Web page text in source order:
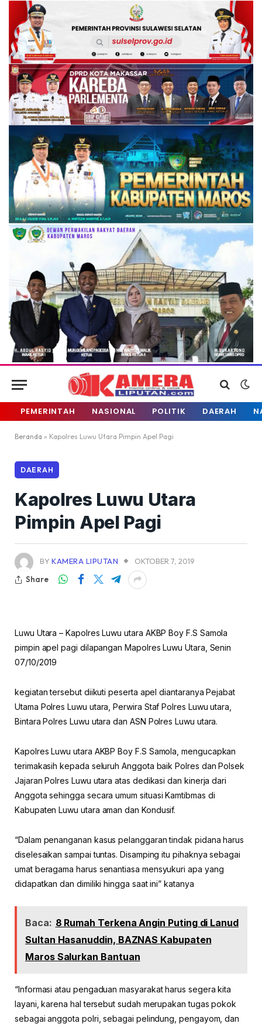
PEMERINTAH NASIONAL POLITIK DAERAH
Beranda » Kapolres Luwu Utara Pimpin Apel Pagi
DAERAH
Kapolres Luwu Utara
Pimpin Apel Pagi
BY KAMERA LIPUTAN
OKTOBER 7, 2019
Share
Luwu Utara – Kapolres Luwu utara AKBP Boy F.S Samola
pimpin apel pagi dilapangan Mapolres Luwu Utara, Senin
07/10/2019
kegiatan tersebut diikuti peserta apel diantaranya Pejabat
Utama Polres Luwu utara, Perwira Staf Polres Luwu utara,
Bintara Polres Luwu utara dan ASN Polres Luwu utara.
Kapolres Luwu utara AKBP Boy F.S Samola, mengucapkan
terimakasih kepada seluruh Anggota baik Polres dan Polsek
Jajaran Polres Luwu utara atas dedikasi dan kinerja dari
Anggota sehingga secara umum situasi Kamtibmas di
Kabupaten Luwu utara aman dan Kondusif.
“Dalam penanganan kasus pelanggaran tindak pidana harus
diselesaikan sampai tuntas. Disamping itu pihaknya sebagai
umat beragama harus senantiasa mensyukuri apa yang
didapatkan dan dimiliki hingga saat ini” katanya
Baca: 8 Rumah Terkena Angin Puting di Lanud
Sultan Hasanuddin, BAZNAS Kabupaten
Maros Salurkan Bantuan
“Informasi atau pengaduan masyarakat harus segera kita
layani, karena hal tersebut sudah merupakan tugas pokok
sebagai anggota polri, sebagai pelindung, pengayom, dan